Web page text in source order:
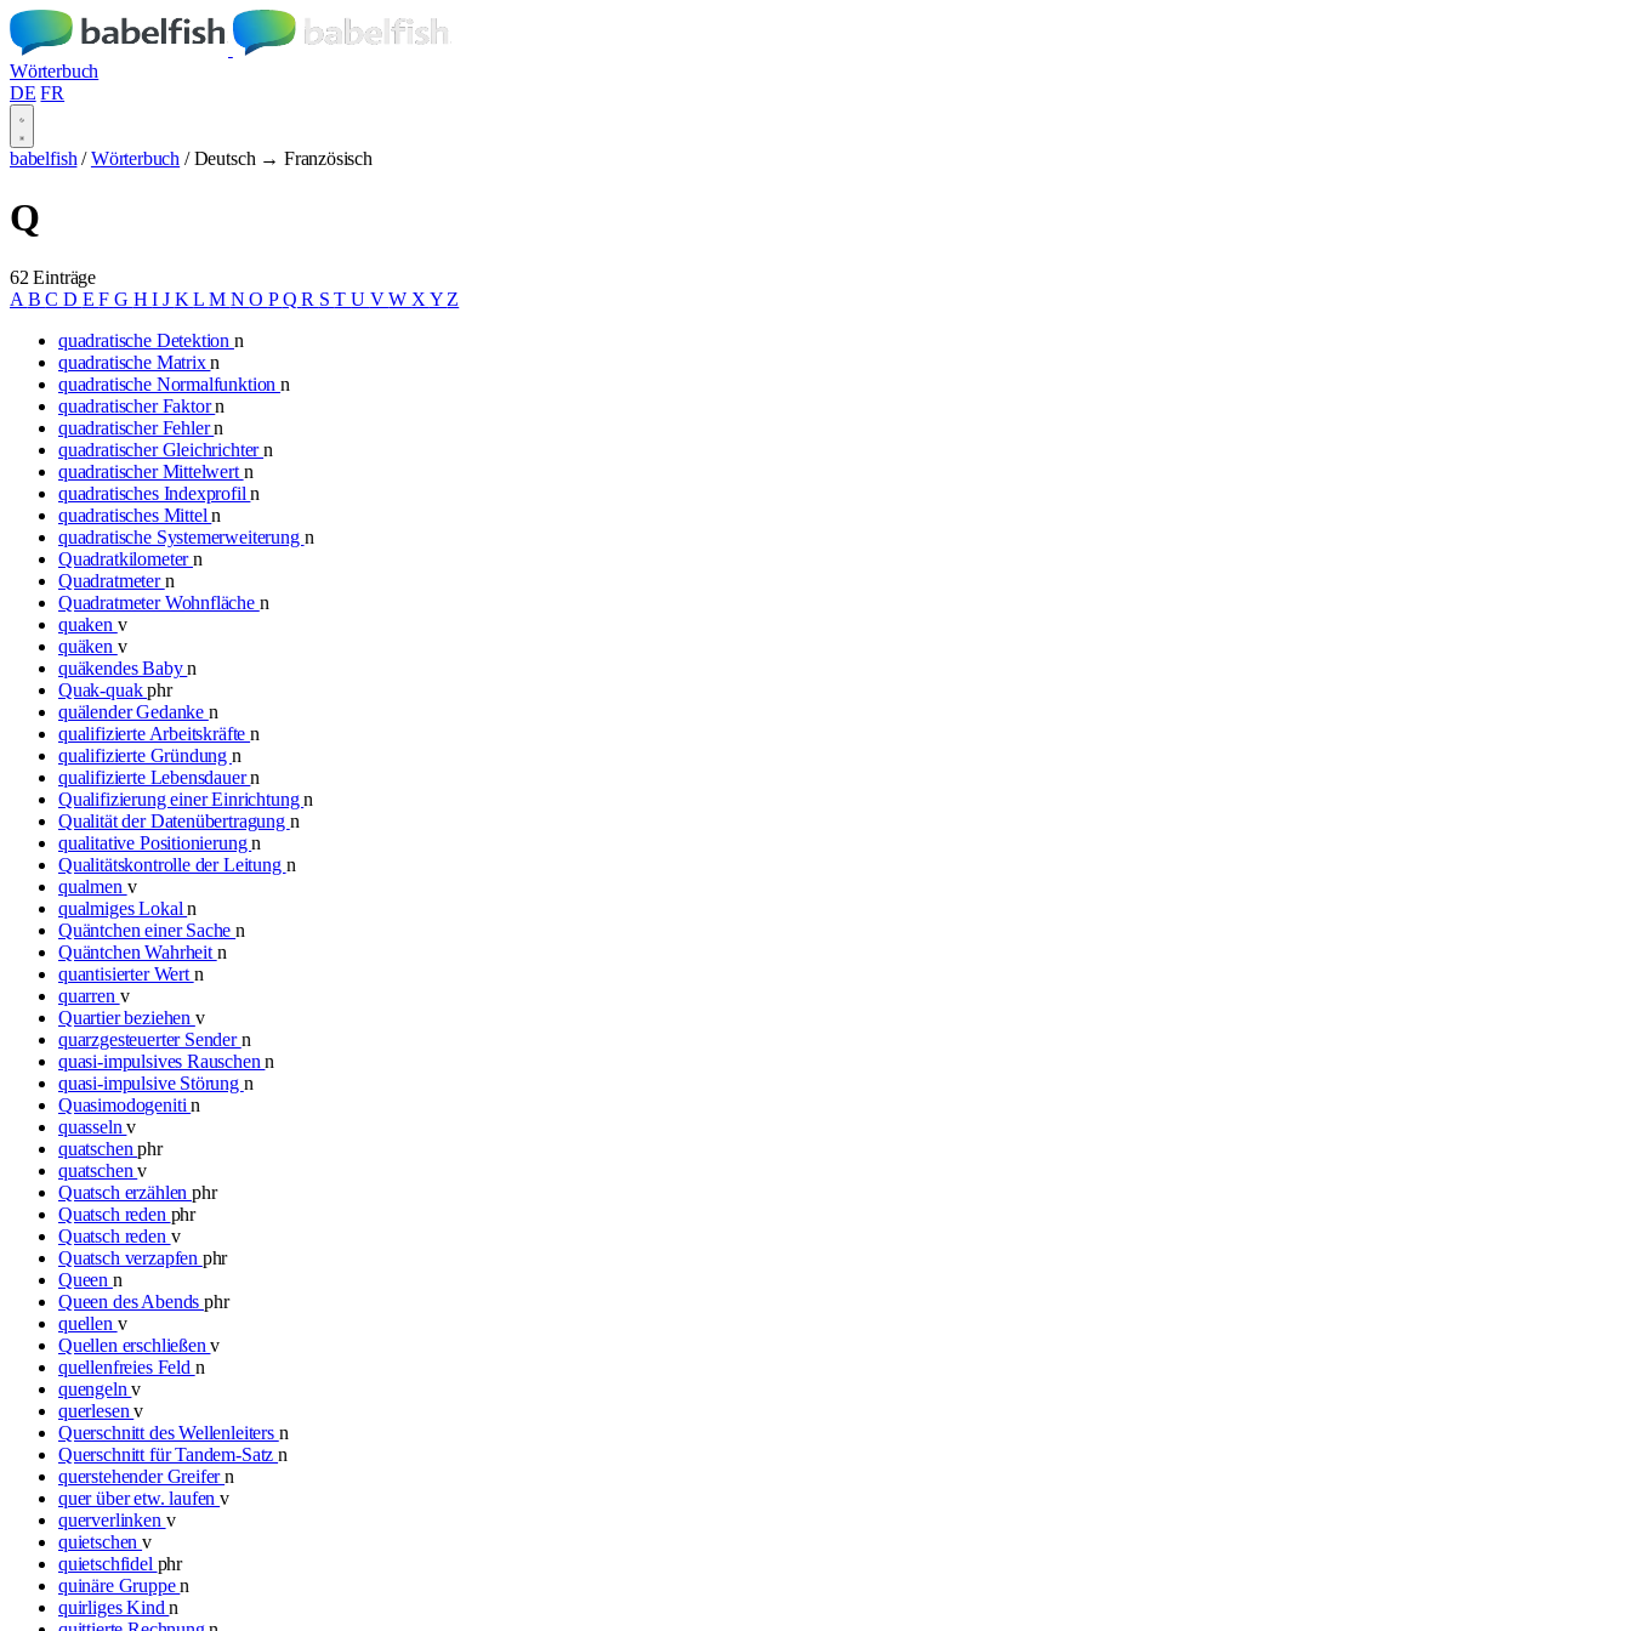
Wörterbuch
DE FR
babelfish / Wörterbuch / Deutsch → Französisch
Q
62 Einträge
A BC D EF G HI J KL M NO PQR STU VW X Y Z
quadratische Detektion n
quadratische Matrixn
quadratische Normalfunktionn
quadratischer Faktorn
quadratischer Fehlern
quadratischer Gleichrichtern
quadratischer Mittelwert n
quadratisches Indexprofiln
quadratisches Mitteln
quadratische Systemerweiterung n
Quadratkilometern
Quadratmetern
Quadratmeter Wohnfläche n
quaken v
quäken v
quäkendes Babyn
Quak-quakphr
quälender Gedanke n
qualifizierte Arbeitskräften
qualifizierte Gründung n
qualifizierte Lebensdauern
Qualifizierung einer Einrichtungn
Qualität der Datenübertragung n
qualitative Positionierungn
Qualitätskontrolle der Leitung n
qualmen v
qualmiges Lokaln
Quäntchen einer Sachen
Quäntchen Wahrheit n
quantisierter Wert n
quarren v
Quartier beziehen v
quarzgesteuerter Sendern
quasi-impulsives Rauschenn
quasi-impulsive Störung n
Quasimodogenitin
quasselnv
quatschenphr
quatschenv
Quatsch erzählenphr
Quatsch reden phr
Quatsch reden v
Quatsch verzapfen phr
Queen n
Queen des Abendsphr
quellen v
Quellen erschließenv
quellenfreies Feld n
quengelnv
querlesenv
Querschnitt des Wellenleiters n
Querschnitt für Tandem-Satzn
querstehender Greifern
quer über etw. laufenv
querverlinken v
quietschenv
quietschfidel phr
quinäre Gruppen
quirliges Kindn